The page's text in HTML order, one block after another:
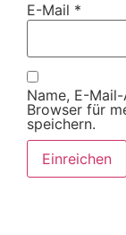
E-Mail *
Name, E-
Browser für
speichern.